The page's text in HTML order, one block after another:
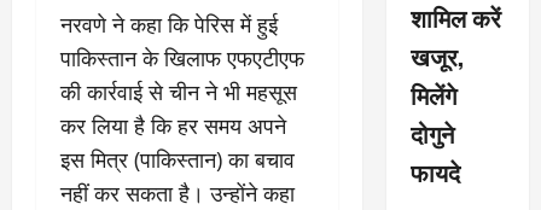
नरवणे ने कहा कि पेरिस में हुई
पाकिस्तान के खिलाफ एफएटीएफ
की कार्रवाई से चीन ने भी महसूस
कर लिया है कि हर समय अपने
इस मित्र (पाकिस्तान) का बचाव
नहीं कर सकता है। उन्होंने कहा
शामिल करें
खजूर,
मिलेंगे
दोगुने
फायदे